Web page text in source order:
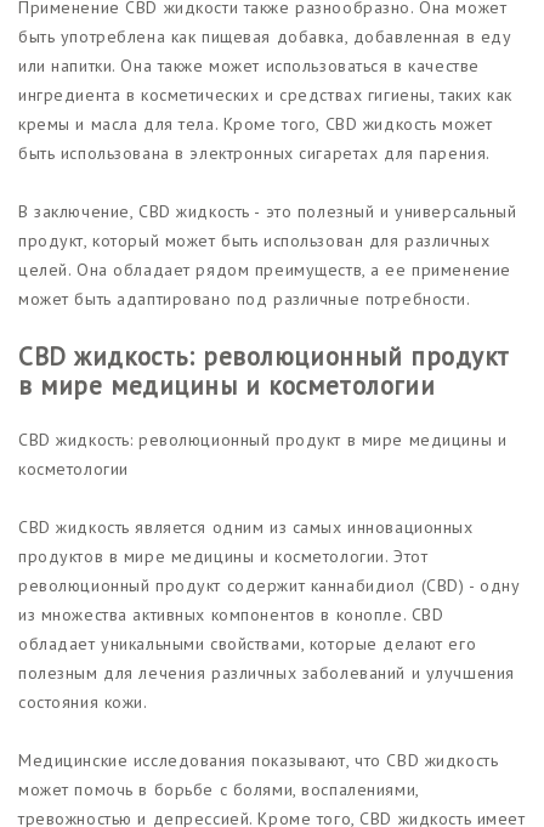
Применение CBD жидкости также разнообразно. Она может
быть употреблена как пищевая добавка, добавленная в еду
или напитки. Она также может использоваться в качестве
ингредиента в косметических и средствах гигиены, таких как
кремы и масла для тела. Кроме того, CBD жидкость может
быть использована в электронных сигаретах для парения.
В заключение, CBD жидкость - это полезный и универсальный
продукт, который может быть использован для различных
целей. Она обладает рядом преимуществ, а ее применение
может быть адаптировано под различные потребности.
CBD жидкость: революционный продукт
в мире медицины и косметологии
CBD жидкость: революционный продукт в мире медицины и
косметологии
CBD жидкость является одним из самых инновационных
продуктов в мире медицины и косметологии. Этот
революционный продукт содержит каннабидиол (CBD) - одну
из множества активных компонентов в конопле. CBD
обладает уникальными свойствами, которые делают его
полезным для лечения различных заболеваний и улучшения
состояния кожи.
Медицинские исследования показывают, что CBD жидкость
может помочь в борьбе с болями, воспалениями,
тревожностью и депрессией. Кроме того, CBD жидкость имеет